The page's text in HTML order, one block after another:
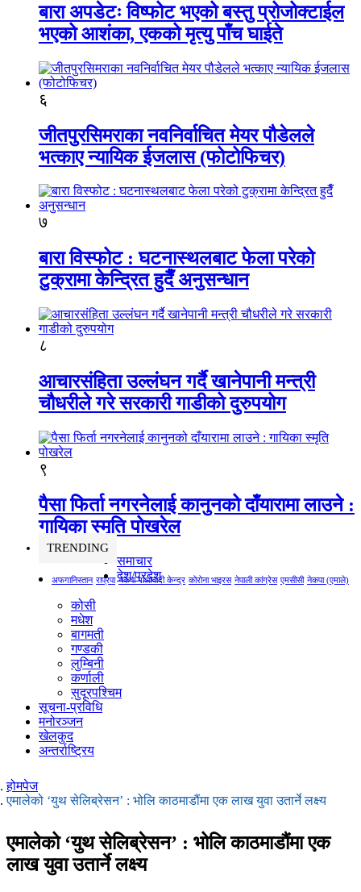
बारा अपडेटः विष्फोट भएको बस्तु प्रोजोक्टाईल
भएको आशंका, एकको मृत्यु पाँच घाईते
६
जीतपुरसिमराका नवनिर्वाचित मेयर पौडेलले
भत्काए न्यायिक ईजलास (फोटोफिचर)
७
बारा विस्फोट : घटनास्थलबाट फेला परेको
टुक्रामा केन्द्रित हुदैँ अनुसन्धान
८
आचारसंहिता उल्लंघन गर्दै खानेपानी मन्त्री
चौधरीले गरे सरकारी गाडीको दुरुपयोग
९
पैसा फिर्ता नगरनेलाई कानुनको दाँयारामा लाउने :
गायिका स्‍मृति पोखरेल
TRENDING
अफगानिस्तान राप्रपा नेकपा माओवादी केन्द्र कोरोना भाइरस नेपाली कांग्रेस एमसीसी नेकपा (एमाले)
समाचार
देश/प्रदेश
कोसी
मधेश
बागमती
गण्डकी
लुम्बिनी
कर्णाली
सुदूरपश्चिम
सूचना-प्रविधि
मनोरञ्जन
खेलकुद
अन्तर्राष्ट्रिय
होमपेज
एमालेको ‘युथ सेलिब्रेसन’ : भोलि काठमाडौंमा एक लाख युवा उतार्ने लक्ष्य
एमालेको ‘युथ सेलिब्रेसन’ : भोलि काठमाडौंमा एक
लाख युवा उतार्ने लक्ष्य